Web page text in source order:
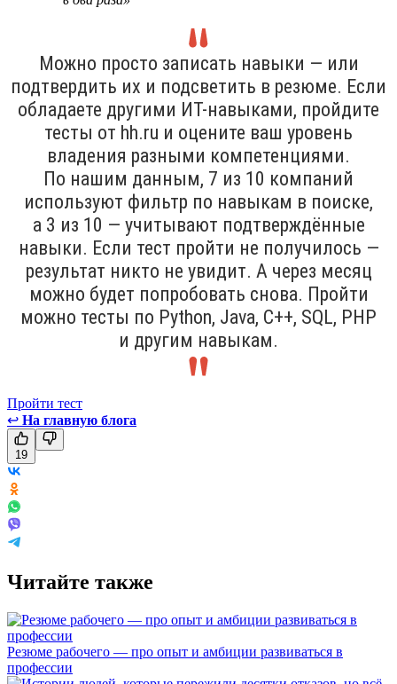
Можно просто записать навыки — или
подтвердить их и подсветить в резюме. Если
обладаете другими ИТ-навыками, пройдите
тесты от hh.ru и оцените ваш уровень
владения разными компетенциями.
По нашим данным, 7 из 10 компаний
используют фильтр по навыкам в поиске,
а 3 из 10 — учитывают подтверждённые
навыки. Если тест пройти не получилось —
результат никто не увидит. А через месяц
можно будет попробовать снова. Пройти
можно тесты по Python, Java, С++, SQL, PHP
и другим навыкам.
Пройти тест
↩ На главную блога
19
Читайте также
Резюме рабочего — про опыт и амбиции развиваться в
профессии